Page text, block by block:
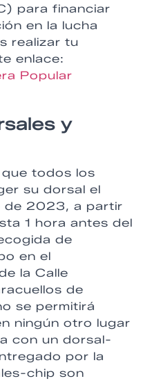
para financiar
en la lucha
realizar tu
enlace:
Popular
y
todos los
su dorsal el
de 2023, a partir
1 hora antes del
de
en el
la Calle
de
se permitirá
ningún otro lugar
con un dorsal-
por la
chip son